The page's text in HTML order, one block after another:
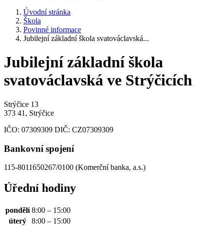
Úvodní stránka
Škola
Povinné informace
Jubilejní základní škola svatováclavská...
Jubilejní základní škola
svatováclavská ve Strýčicích
Strýčice 13
373 41, Strýčice
IČO: 07309309 DIČ: CZ07309309
Bankovní spojení
115-8011650267/0100 (Komerční banka, a.s.)
Úřední hodiny
pondělí 8:00 – 15:00
úterý
8:00 – 15:00